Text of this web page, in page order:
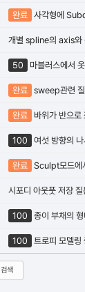
완료 사각형에
개별 spline의 axis와
50 마블러스에서
완료 sweep관련
완료 바위가 반으로
100 여섯 방향의
완료 Sculpt모드에
시포디 아웃풋 저장
100 종이 부채의
100 트로피 모델링
검색